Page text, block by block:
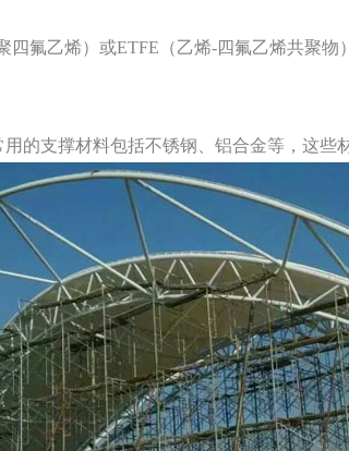
四氟乙烯）或ETFE（乙烯-四氟乙烯共聚
的支撑材料包括不锈钢、铝合金等，这些